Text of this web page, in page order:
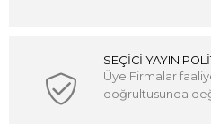
SEÇİCİ YAYIN
Üye Firmalar
doğrultusunda